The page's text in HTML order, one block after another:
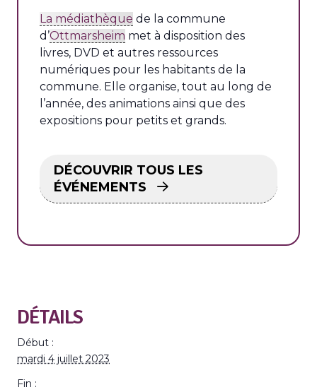
La médiathèque de la commune
d’Ottmarsheim met à disposition des
livres, DVD et autres ressources
numériques pour les habitants de la
commune. Elle organise, tout au long de
l’année, des animations ainsi que des
expositions pour petits et grands.
DÉCOUVRIR TOUS LES
ÉVÉNEMENTS
DÉTAILS
Début :
mardi 4 juillet 2023
Fin :